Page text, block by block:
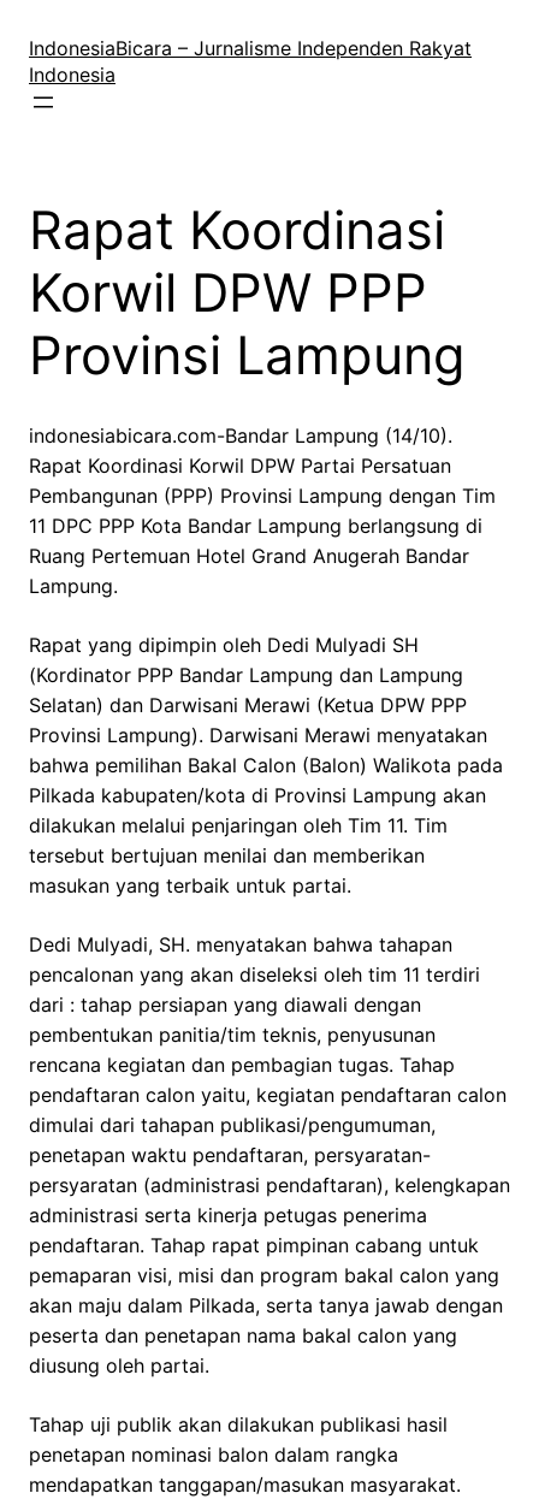
konten
IndonesiaBicara – Jurnalisme Independen Rakyat
Indonesia
Rapat Koordinasi
Korwil DPW PPP
Provinsi Lampung
indonesiabicara.com-Bandar Lampung (14/10).
Rapat Koordinasi Korwil DPW Partai Persatuan
Pembangunan (PPP) Provinsi Lampung dengan Tim
11 DPC PPP Kota Bandar Lampung berlangsung di
Ruang Pertemuan Hotel Grand Anugerah Bandar
Lampung.
Rapat yang dipimpin oleh Dedi Mulyadi SH
(Kordinator PPP Bandar Lampung dan Lampung
Selatan) dan Darwisani Merawi (Ketua DPW PPP
Provinsi Lampung). Darwisani Merawi menyatakan
bahwa pemilihan Bakal Calon (Balon) Walikota pada
Pilkada kabupaten/kota di Provinsi Lampung akan
dilakukan melalui penjaringan oleh Tim 11. Tim
tersebut bertujuan menilai dan memberikan
masukan yang terbaik untuk partai.
Dedi Mulyadi, SH. menyatakan bahwa tahapan
pencalonan yang akan diseleksi oleh tim 11 terdiri
dari : tahap persiapan yang diawali dengan
pembentukan panitia/tim teknis, penyusunan
rencana kegiatan dan pembagian tugas. Tahap
pendaftaran calon yaitu, kegiatan pendaftaran calon
dimulai dari tahapan publikasi/pengumuman,
penetapan waktu pendaftaran, persyaratan-
persyaratan (administrasi pendaftaran), kelengkapan
administrasi serta kinerja petugas penerima
pendaftaran. Tahap rapat pimpinan cabang untuk
pemaparan visi, misi dan program bakal calon yang
akan maju dalam Pilkada, serta tanya jawab dengan
peserta dan penetapan nama bakal calon yang
diusung oleh partai.
Tahap uji publik akan dilakukan publikasi hasil
penetapan nominasi balon dalam rangka
mendapatkan tanggapan/masukan masyarakat.